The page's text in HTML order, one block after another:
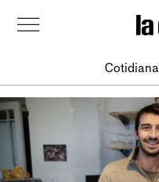
Cotidiana